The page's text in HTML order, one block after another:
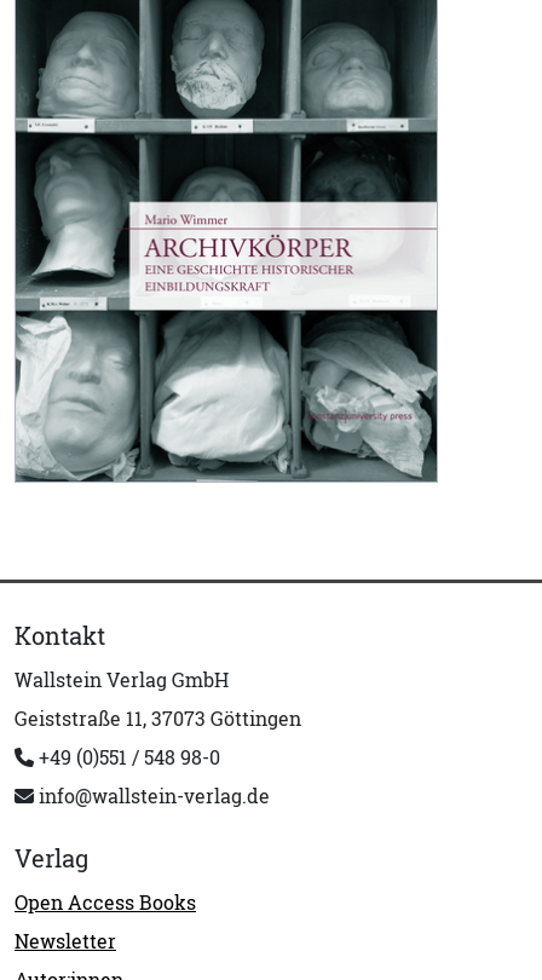
Kontakt
Wallstein Verlag GmbH
Geiststraße 11, 37073 Göttingen
+49 (0)551 / 548 98-0
info@wallstein-verlag.de
Verlag
Open Access Books
Newsletter